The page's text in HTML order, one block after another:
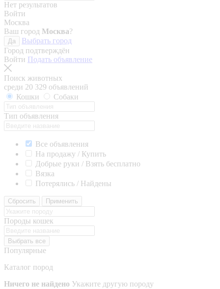
Нет результатов
Войти
Москва
Ваш город Москва?
Да
Выбрать город
Город подтверждён
Войти Подать объявление
Поиск животных
среди 20 329 объявлений
Кошки
Собаки
Тип объявления
Все объявления
На продажу / Купить
Добрые руки / Взять бесплатно
Вязка
Потерялись / Найдены
Сбросить Применить
Породы кошек
Выбрать все
Популярные
Каталог пород
Ничего не найдено Укажите другую породу